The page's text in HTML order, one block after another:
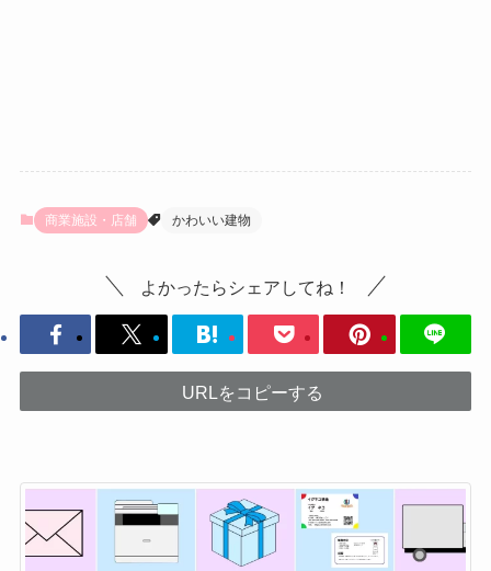
商業施設・店舗 かわいい建物
よかったらシェアしてね！
URLをコピーする